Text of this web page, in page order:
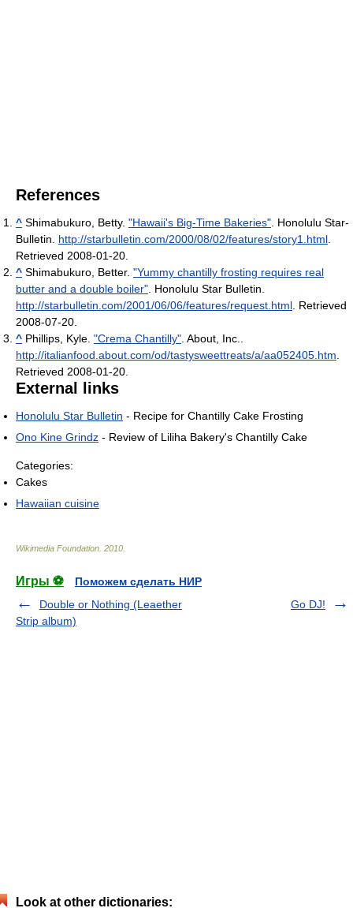
References
^ Shimabukuro, Betty. "Hawaii's Big-Time Bakeries". Honolulu Star-
Bulletin. http://starbulletin.com/2000/08/02/features/story1.html.
Retrieved 2008-01-20.
^ Shimabukuro, Better. "Yummy chantilly frosting requires real
butter and a double boiler". Honolulu Star Bulletin.
http://starbulletin.com/2001/06/06/features/request.html. Retrieved
2008-07-20.
^ Phillips, Kyle. "Crema Chantilly". About, Inc..
http://italianfood.about.com/od/tastysweettreats/a/aa052405.htm.
Retrieved 2008-01-20.
External links
Honolulu Star Bulletin - Recipe for Chantilly Cake Frosting
Ono Kine Grindz - Review of Liliha Bakery's Chantilly Cake
Categories:
Cakes
Hawaiian cuisine
Wikimedia Foundation. 2010.
Игры ⚽
Поможем сделать НИР
Double or Nothing (Leaether
Strip album)
Go DJ!
Look at other dictionaries: